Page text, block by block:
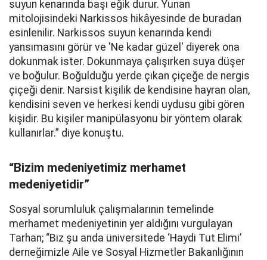
suyun kenarında başı eğik durur. Yunan
mitolojisindeki Narkissos hikâyesinde de buradan
esinlenilir. Narkissos suyun kenarında kendi
yansımasını görür ve 'Ne kadar güzel' diyerek ona
dokunmak ister. Dokunmaya çalışırken suya düşer
ve boğulur. Boğulduğu yerde çıkan çiçeğe de nergis
çiçeği denir. Narsist kişilik de kendisine hayran olan,
kendisini seven ve herkesi kendi uydusu gibi gören
kişidir. Bu kişiler manipülasyonu bir yöntem olarak
kullanırlar.” diye konuştu.
“Bizim medeniyetimiz merhamet
medeniyetidir”
Sosyal sorumluluk çalışmalarının temelinde
merhamet medeniyetinin yer aldığını vurgulayan
Tarhan; “Biz şu anda üniversitede ‘Haydi Tut Elimi’
derneğimizle Aile ve Sosyal Hizmetler Bakanlığının